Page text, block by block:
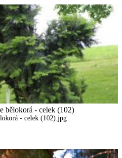
bělokorá - celek (102)
- celek (102).jpg